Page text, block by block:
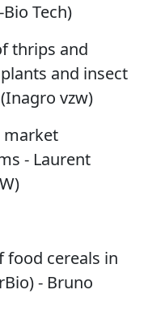
Tech)
thrips and
and insect
vzw)
market
- Laurent
food cereals in
- Bruno